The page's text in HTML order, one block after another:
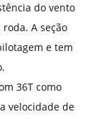
do vento
A seção
e tem
36T como
velocidade de